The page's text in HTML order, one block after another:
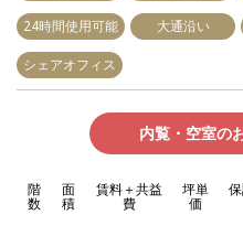
24時間使用可能 大通沿い
シェアオフィス
内覧・空室の
階
数
面
積
賃料＋共益
費
坪単
価